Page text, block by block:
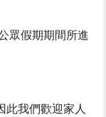
眾假期期間所進
此我們歡迎家人